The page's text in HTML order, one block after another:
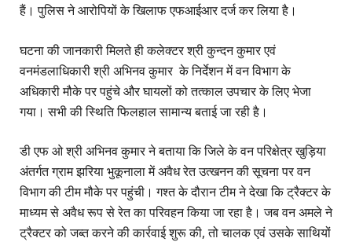
हैं। पुलिस ने आरोपियों के खिलाफ एफआईआर दर्ज कर लिया है।
घटना की जानकारी मिलते ही कलेक्टर श्री कुन्दन कुमार एवं
वनमंडलाधिकारी श्री अभिनव कुमार के निर्देशन में वन विभाग के
अधिकारी मौके पर पहुंचे और घायलों को तत्काल उपचार के लिए भेजा
गया। सभी की स्थिति फिलहाल सामान्य बताई जा रही है।
डी एफ ओ श्री अभिनव कुमार ने बताया कि जिले के वन परिक्षेत्र खुड़िया
अंतर्गत ग्राम झरिया भुकूनाला में अवैध रेत उत्खनन की सूचना पर वन
विभाग की टीम मौके पर पहुंची। गश्त के दौरान टीम ने देखा कि ट्रैक्टर के
माध्यम से अवैध रूप से रेत का परिवहन किया जा रहा है। जब वन अमले ने
ट्रैक्टर को जब्त करने की कार्रवाई शुरू की, तो चालक एवं उसके साथियों